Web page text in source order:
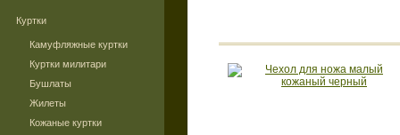
Куртки
Камуфляжные куртки
Куртки милитари
Бушлаты
Жилеты
Кожаные куртки